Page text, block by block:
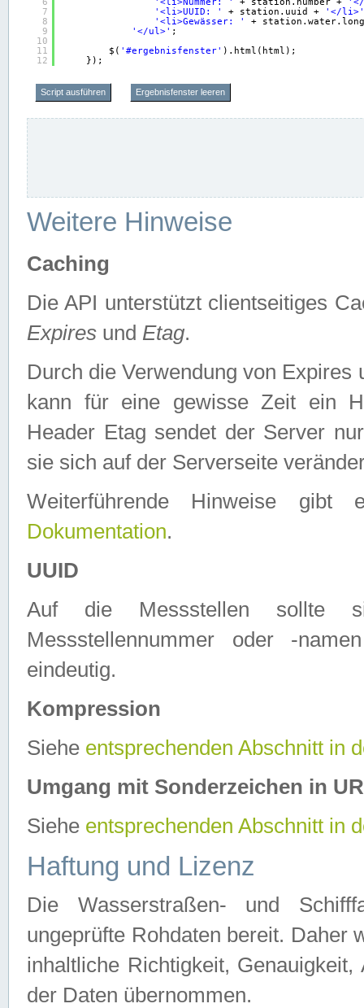
7
8
9
10
11
12
'<li>UUID: '
+ station.uuid +
'</li>'
'<li>Gewässer: '
+
'</ul>' ;
$( '#ergebnisfenster' ).html(html);
});
Script ausführen Ergebnisfenster leeren
Weitere Hinweise
Caching
Die API unterstützt clientseitiges
Expires und Etag.
Durch die Verwendung von
kann für eine gewisse Zeit ein
Header Etag sendet der Server
sie sich auf der Serverseite
Weiterführende Hinweise
Dokumentation.
UUID
Auf die Messstellen sollte
Messstellennummer oder -
eindeutig.
Kompression
Siehe entsprechenden Abschnitt in
Umgang mit Sonderzeichen in
Siehe entsprechenden Abschnitt in
Haftung und Lizenz
Die Wasserstraßen- und
ungeprüfte Rohdaten bereit. Daher
inhaltliche Richtigkeit,
der Daten übernommen.